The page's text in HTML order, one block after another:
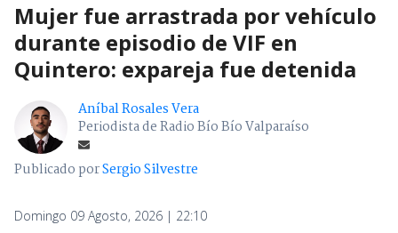
Mujer fue arrastrada por vehículo
durante episodio de VIF en
Quintero: expareja fue detenida
Aníbal Rosales Vera
Periodista de Radio Bío Bío Valparaíso
Publicado porSergio Silvestre
Domingo 09 Agosto, 2026 | 22:10